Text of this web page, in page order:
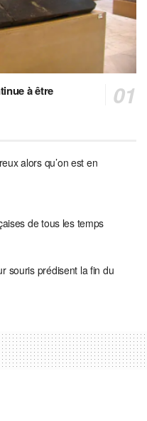
à être
alors qu’on est en
de tous les temps
souris prédisent la fin du